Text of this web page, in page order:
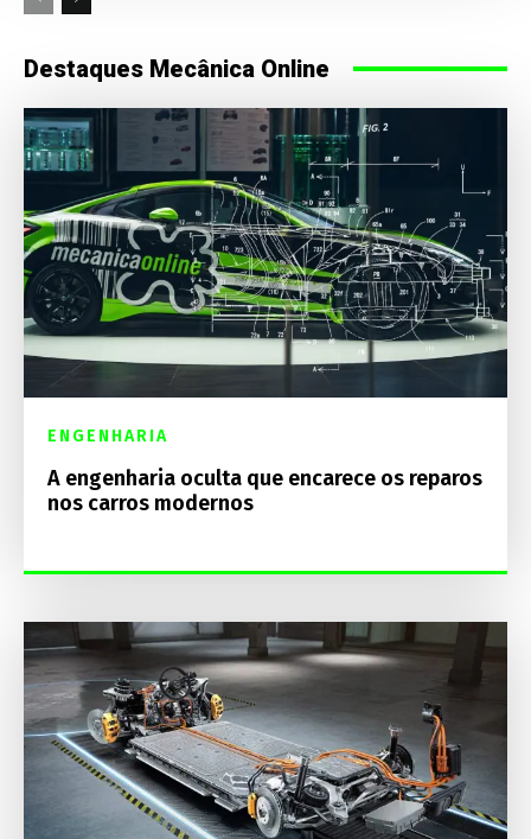
Destaques Mecânica Online
ENGENHARIA
A engenharia oculta que encarece os reparos
nos carros modernos